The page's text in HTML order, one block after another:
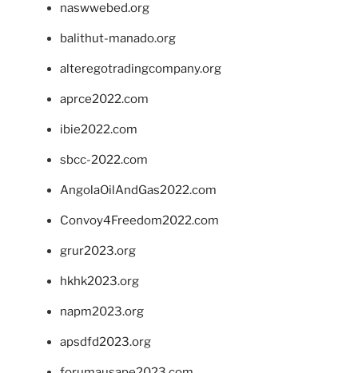
naswwebed.org
balithut-manado.org
alteregotradingcompany.org
aprce2022.com
ibie2022.com
sbcc-2022.com
AngolaOilAndGas2022.com
Convoy4Freedom2022.com
grur2023.org
hkhk2023.org
napm2023.org
apsdfd2023.org